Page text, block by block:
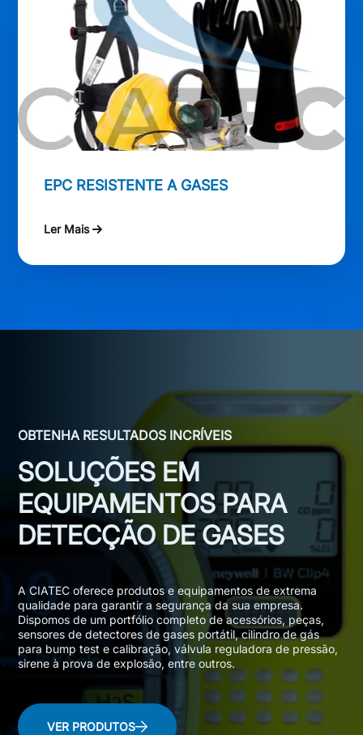
EPC RESISTENTE A GASES
Ler Mais
OBTENHA RESULTADOS INCRÍVEIS
SOLUÇÕES EM
EQUIPAMENTOS PARA
DETECÇÃO DE GASES
A CIATEC oferece produtos e equipamentos de extrema
qualidade para garantir a segurança da sua empresa.
Dispomos de um portfólio completo de acessórios, peças,
sensores de detectores de gases portátil, cilindro de gás
para bump test e calibração, válvula reguladora de pressão,
sirene à prova de explosão, entre outros.
VER PRODUTOS